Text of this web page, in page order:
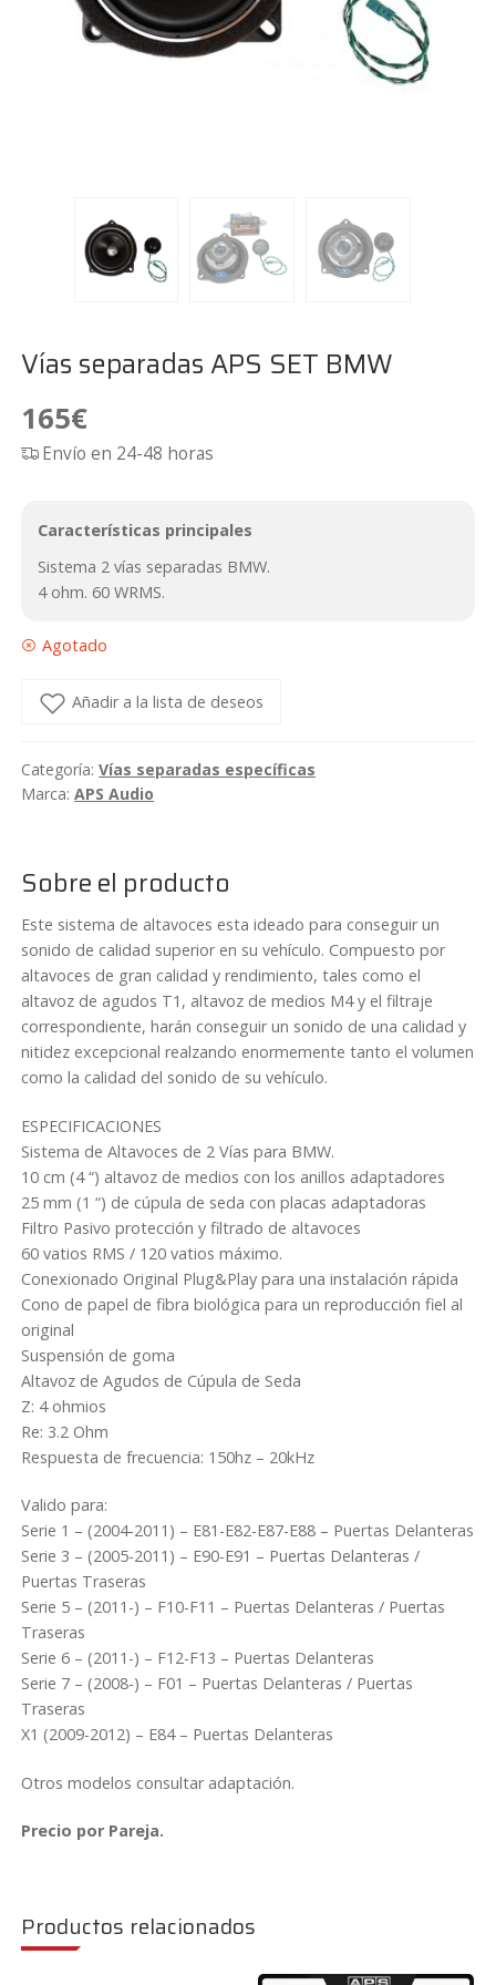
Vías separadas APS SET BMW
165€
Envío en 24-48 horas
Características principales
Sistema 2 vías separadas BMW.
4 ohm. 60 WRMS.
Agotado
Añadir a la lista de deseos
Categoría:Vías separadas específicas
Marca:APS Audio
Sobre el producto
Este sistema de altavoces esta ideado para conseguir un
sonido de calidad superior en su vehículo. Compuesto por
altavoces de gran calidad y rendimiento, tales como el
altavoz de agudos T1, altavoz de medios M4 y el filtraje
correspondiente, harán conseguir un sonido de una calidad y
nitidez excepcional realzando enormemente tanto el volumen
como la calidad del sonido de su vehículo.
ESPECIFICACIONES
Sistema de Altavoces de 2 Vías para BMW.
10 cm (4 “) altavoz de medios con los anillos adaptadores
25 mm (1 “) de cúpula de seda con placas adaptadoras
Filtro Pasivo protección y filtrado de altavoces
60 vatios RMS / 120 vatios máximo.
Conexionado Original Plug&Play para una instalación rápida
Cono de papel de fibra biológica para un reproducción fiel al
original
Suspensión de goma
Altavoz de Agudos de Cúpula de Seda
Z: 4 ohmios
Re: 3.2 Ohm
Respuesta de frecuencia: 150hz – 20kHz
Valido para:
Serie 1 – (2004-2011) – E81-E82-E87-E88 – Puertas Delanteras
Serie 3 – (2005-2011) – E90-E91 – Puertas Delanteras /
Puertas Traseras
Serie 5 – (2011-) – F10-F11 – Puertas Delanteras / Puertas
Traseras
Serie 6 – (2011-) – F12-F13 – Puertas Delanteras
Serie 7 – (2008-) – F01 – Puertas Delanteras / Puertas
Traseras
X1 (2009-2012) – E84 – Puertas Delanteras
Otros modelos consultar adaptación.
Precio por Pareja.
Productos relacionados